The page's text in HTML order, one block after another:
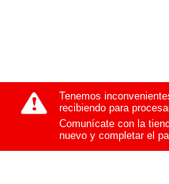
Tenemos
recibiendo para
Comunícate con la
nuevo y completar el